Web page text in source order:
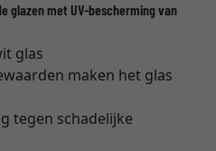
glazen met UV-bescherming van
glas
maken het glas
tegen schadelijke